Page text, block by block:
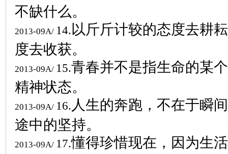
不缺什么。
2013-09A/ 14. 以斤斤计较的态度去耕
度去收获。
2013-09A/ 15.青春并不是指生命的某
精神状态。
2013-09A/ 16. 人生的奔跑，不在于瞬
途中的坚持。
2013-09A/ 17.懂得珍惜现在，因为生